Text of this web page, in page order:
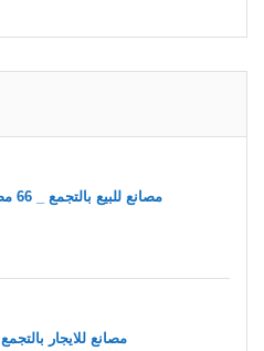
مصانع للبيع بالتجمع _ 66 مصنع للبيع بالتجمع
مصانع للايجار بالتجمع 60 مصنع للايجار